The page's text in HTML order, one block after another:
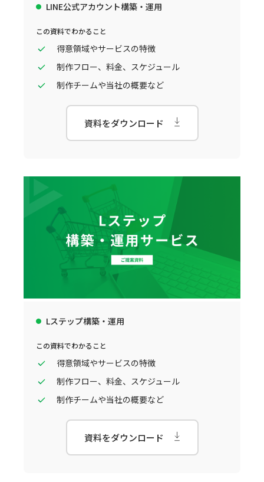
LINE公式アカウント構築・運用
この資料でわかること
得意領域やサービスの特徴
制作フロー、料金、スケジュール
制作チームや当社の概要など
資料をダウンロード
Lステップ構築・運用
この資料でわかること
得意領域やサービスの特徴
制作フロー、料金、スケジュール
制作チームや当社の概要など
資料をダウンロード